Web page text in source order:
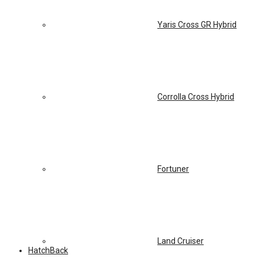
Yaris Cross GR Hybrid
Corrolla Cross Hybrid
Fortuner
Land Cruiser
HatchBack